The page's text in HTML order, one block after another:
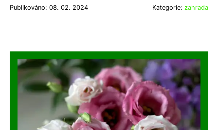
Publikováno: 08. 02. 2024 Kategorie: zahrada